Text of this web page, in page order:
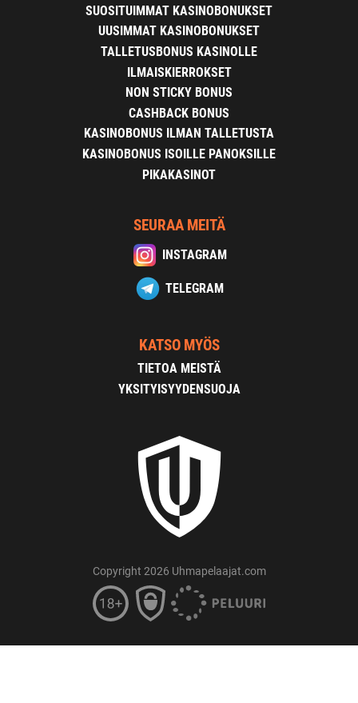
SUOSITUIMMAT KASINOBONUKSET
UUSIMMAT KASINOBONUKSET
TALLETUSBONUS KASINOLLE
ILMAISKIERROKSET
NON STICKY BONUS
CASHBACK BONUS
KASINOBONUS ILMAN TALLETUSTA
KASINOBONUS ISOILLE PANOKSILLE
PIKAKASINOT
SEURAA MEITÄ
INSTAGRAM
TELEGRAM
KATSO MYÖS
TIETOA MEISTÄ
YKSITYISYYDENSUOJA
Copyright 2026 Uhmapelaajat.com